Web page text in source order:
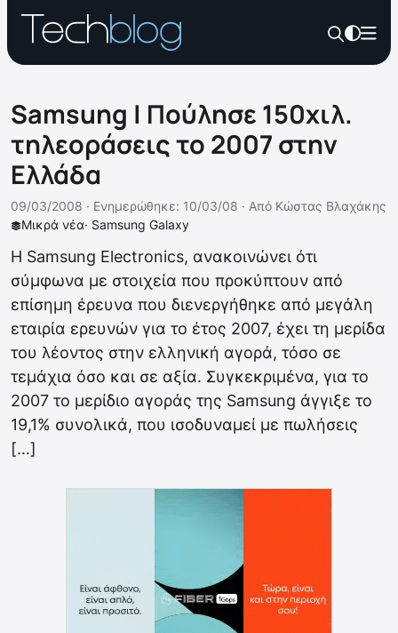
Samsung | Πούλησε 150χιλ.
τηλεοράσεις το 2007 στην
Ελλάδα
Μικρά νέα· Samsung Galaxy
09/03/2008 · Ενημερώθηκε: 10/03/08 · Από Κώστας Βλαχάκης
Η Samsung Electronics, ανακοινώνει ότι
σύμφωνα με στοιχεία που προκύπτουν από
επίσημη έρευνα που διενεργήθηκε από μεγάλη
εταιρία ερευνών για το έτος 2007, έχει τη μερίδα
του λέοντος στην ελληνική αγορά, τόσο σε
τεμάχια όσο και σε αξία. Συγκεκριμένα, για το
2007 το μερίδιο αγοράς της Samsung άγγιξε το
19,1% συνολικά, που ισοδυναμεί με πωλήσεις
[…]